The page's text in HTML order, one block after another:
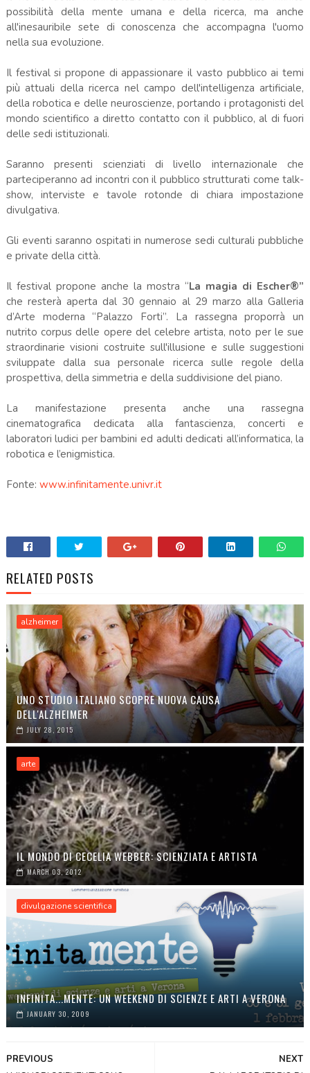
possibilità della mente umana e della ricerca, ma anche
all'inesauribile sete di conoscenza che accompagna l'uomo
nella sua evoluzione.
Il festival si propone di appassionare il vasto pubblico ai temi
più attuali della ricerca nel campo dell'intelligenza artificiale,
della robotica e delle neuroscienze, portando i protagonisti del
mondo scientifico a diretto contatto con il pubblico, al di fuori
delle sedi istituzionali.
Saranno presenti scienziati di livello internazionale che
parteciperanno ad incontri con il pubblico strutturati come talk-
show, interviste e tavole rotonde di chiara impostazione
divulgativa.
Gli eventi saranno ospitati in numerose sedi culturali pubbliche
e private della città.
Il festival propone anche la mostra “La magia di Escher®”
che resterà aperta dal 30 gennaio al 29 marzo alla Galleria
d’Arte moderna “Palazzo Forti”. La rassegna proporrà un
nutrito corpus delle opere del celebre artista, noto per le sue
straordinarie visioni costruite sull'illusione e sulle suggestioni
sviluppate dalla sua personale ricerca sulle regole della
prospettiva, della simmetria e della suddivisione del piano.
La manifestazione presenta anche una rassegna
cinematografica dedicata alla fantascienza, concerti e
laboratori ludici per bambini ed adulti dedicati all’informatica, la
robotica e l’enigmistica.
Fonte: www.infinitamente.univr.it
RELATED POSTS
alzheimer
UNO STUDIO ITALIANO SCOPRE NUOVA CAUSA
DELL'ALZHEIMER
JULY 28, 2015
arte
IL MONDO DI CECELIA WEBBER: SCIENZIATA E ARTISTA
MARCH 03, 2012
divulgazione scientifica
INFINITA...MENTE: UN WEEKEND DI SCIENZE E ARTI A VERONA
JANUARY 30, 2009
NEXT
PREVIOUS